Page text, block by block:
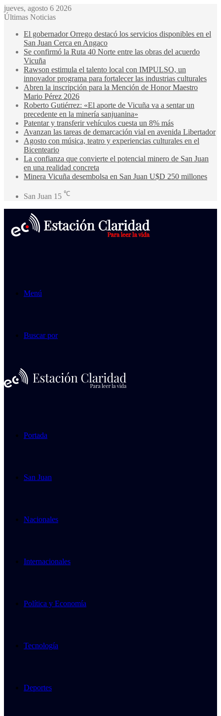
jueves, agosto 6 2026
Últimas Noticias
El gobernador Orrego destacó los servicios disponibles en el
San Juan Cerca en Angaco
Se confirmó la Ruta 40 Norte entre las obras del acuerdo
Vicuña
Rawson estimula el talento local con IMPULSO, un
innovador programa para fortalecer las industrias culturales
Abren la inscripción para la Mención de Honor Maestro
Mario Pérez 2026
Roberto Gutiérrez: «El aporte de Vicuña va a sentar un
precedente en la minería sanjuanina»
Patentar y transferir vehículos cuesta un 8% más
Avanzan las tareas de demarcación vial en avenida Libertador
Agosto con música, teatro y experiencias culturales en el
Bicenteario
La confianza que convierte el potencial minero de San Juan
en una realidad concreta
Minera Vicuña desembolsa en San Juan U$D 250 millones
San Juan 15 ℃
Menú
Buscar por
Portada
San Juan
Nacionales
Internacionales
Política y Economía
Tecnología
Deportes